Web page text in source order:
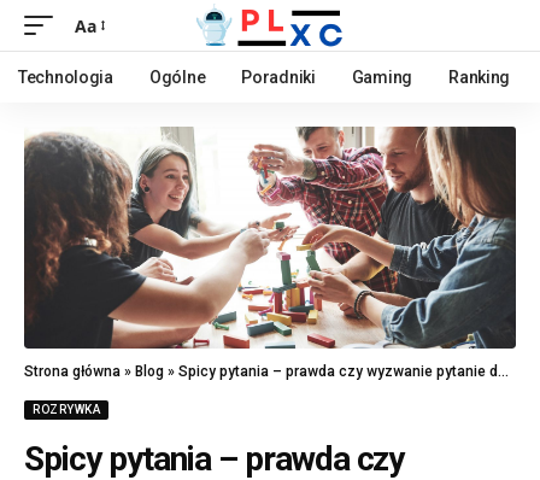
Aa
Technologia Ogólne Poradniki Gaming Ranking
Strona główna » Blog » Spicy pytania – prawda czy wyzwanie pytanie do dziewczyny i chłopaka
ROZRYWKA
Spicy pytania – prawda czy